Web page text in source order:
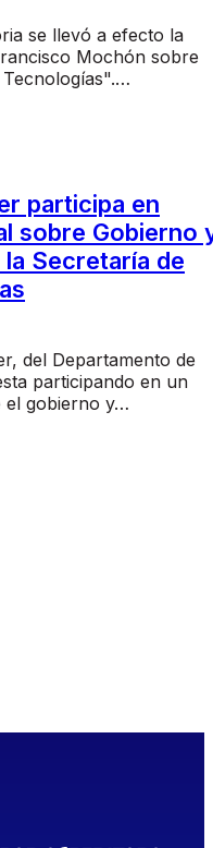
se llevó a efecto la
Mochón sobre
participa en
sobre Gobierno
Secretaría de
del Departamento de
participando en un
el gobierno y…